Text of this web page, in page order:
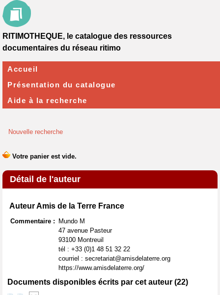
Nouvelle recherche
Détail de l'auteur
Auteur Amis de la Terre France
Commentaire :
Mundo M
47 avenue Pasteur
93100 Montreuil
tél : +33 (0)1 48 51 32 22
courriel : secretariat@amisdelaterre.org
https://www.amisdelaterre.org/
Documents disponibles écrits par cet auteur (22)
RITIMOTHEQUE, le catalogue des ressources
documentaires du réseau ritimo
Accueil
Présentation du catalogue
Aide à la recherche